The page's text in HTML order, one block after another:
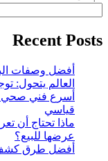
Recent Posts
أفضل وصفات
العالم يتحول:
أسرع فني صحي
قياسي
ماذا تحتاج أن
عرضها للبيع؟
أفضل طرق كشف